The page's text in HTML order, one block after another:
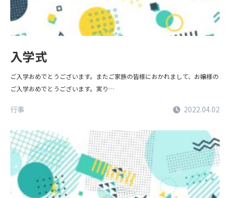
入学式
ご入学おめでとうございます。またご家族の皆様におかれまして、お嬢様の
ご入学おめでとうございます。実り…
行事 2022.04.02